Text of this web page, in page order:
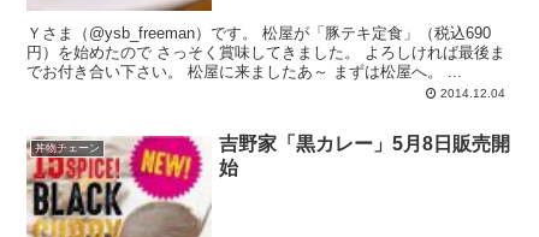
Ｙさま（@ysb_freeman）です。 松屋が「豚テキ定食」（税込690
円）を始めたので さっそく賞味してきました。 よろしければ最後ま
2014.12.04
丼物チェーン
吉野家「黒カレー」5月8日販売開
始